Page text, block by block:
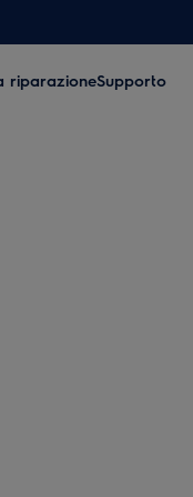
riparazioneSupporto